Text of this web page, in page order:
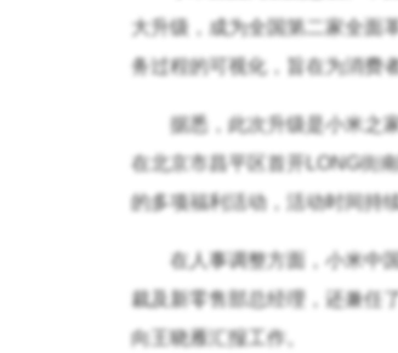
大升级，成为全国第二家全面
务过程的可视化，旨在为消费
据悉，此次升级是小米之
在北京市昌平区首开LONG街
的多项福利活动，活动时间持
在人事调整方面，小米中
裁及新零售部总经理，还兼任
向王晓雁汇报工作。